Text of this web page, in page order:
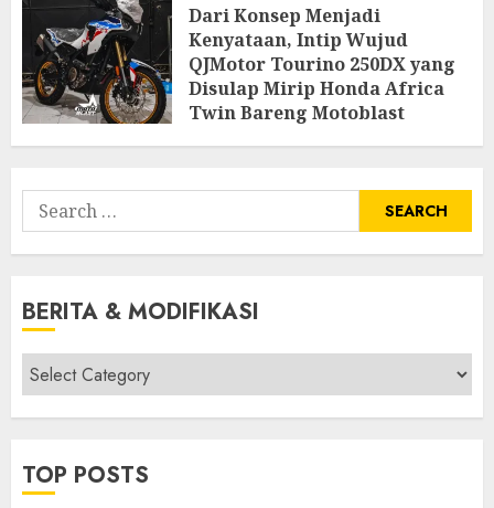
Dari Konsep Menjadi
Kenyataan, Intip Wujud
QJMotor Tourino 250DX yang
Disulap Mirip Honda Africa
Twin Bareng Motoblast
JUNE 3, 2026 0
Search
for:
BERITA & MODIFIKASI
Berita
&
Modifikasi
TOP POSTS